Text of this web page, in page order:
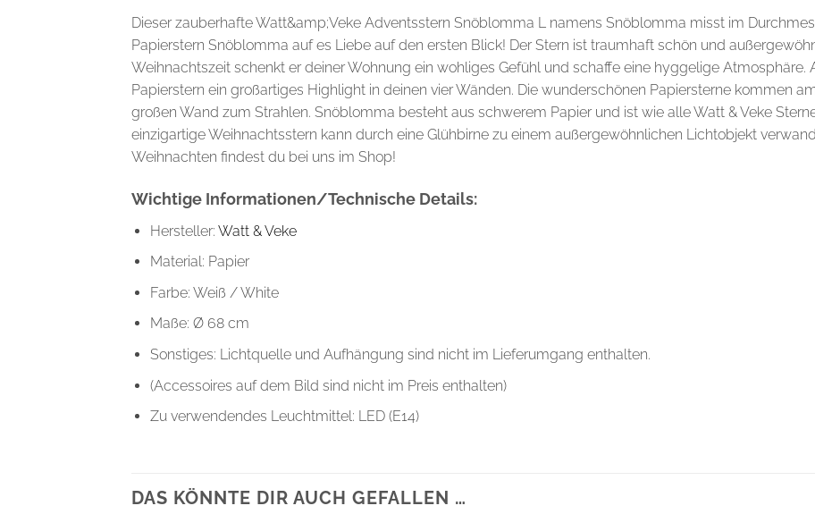
Dieser zauberhafte Watt&amp;Veke Adventsstern Snöblomma L namens Snöblomma misst im
Papierstern Snöblomma auf es Liebe auf den ersten Blick! Der Stern ist traumhaft schön und
Weihnachtszeit schenkt er deiner Wohnung ein wohliges Gefühl und schaffe eine hyggelige Atmosphäre.
Papierstern ein großartiges Highlight in deinen vier Wänden. Die wunderschönen Papiersterne kommen
großen Wand zum Strahlen. Snöblomma besteht aus schwerem Papier und ist wie alle Watt & Veke
einzigartige Weihnachtsstern kann durch eine Glühbirne zu einem außergewöhnlichen Lichtobjekt
Weihnachten findest du bei uns im Shop!
Wichtige Informationen/Technische Details:
Hersteller: Watt & Veke
Material: Papier
Farbe: Weiß / White
Maße: Ø 68 cm
Sonstiges: Lichtquelle und Aufhängung sind nicht im Lieferumgang enthalten.
(Accessoires auf dem Bild sind nicht im Preis enthalten)
Zu verwendendes Leuchtmittel: LED (E14)
DAS KÖNNTE DIR AUCH GEFALLEN …